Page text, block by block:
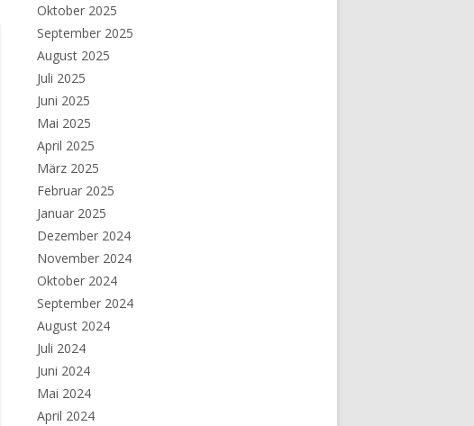
Oktober 2025
September 2025
August 2025
Juli 2025
Juni 2025
Mai 2025
April 2025
März 2025
Februar 2025
Januar 2025
Dezember 2024
November 2024
Oktober 2024
September 2024
August 2024
Juli 2024
Juni 2024
Mai 2024
April 2024